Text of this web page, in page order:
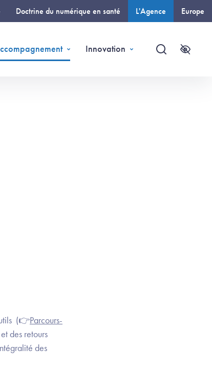
Doctrine du numérique en santé L'Agence Europe
Innovation
Recherche
(👉Parcours-
des retours
des